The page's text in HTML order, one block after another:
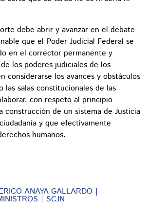
debe abrir y avanzar en el debate
que el Poder Judicial Federal se
en el corrector permanente y
los poderes judiciales de los
considerarse los avances y obstáculos
las salas constitucionales de las
con respeto al principio
construcción de un sistema de Justicia
y que efectivamente
humanos.
ANAYA GALLARDO
SCJN